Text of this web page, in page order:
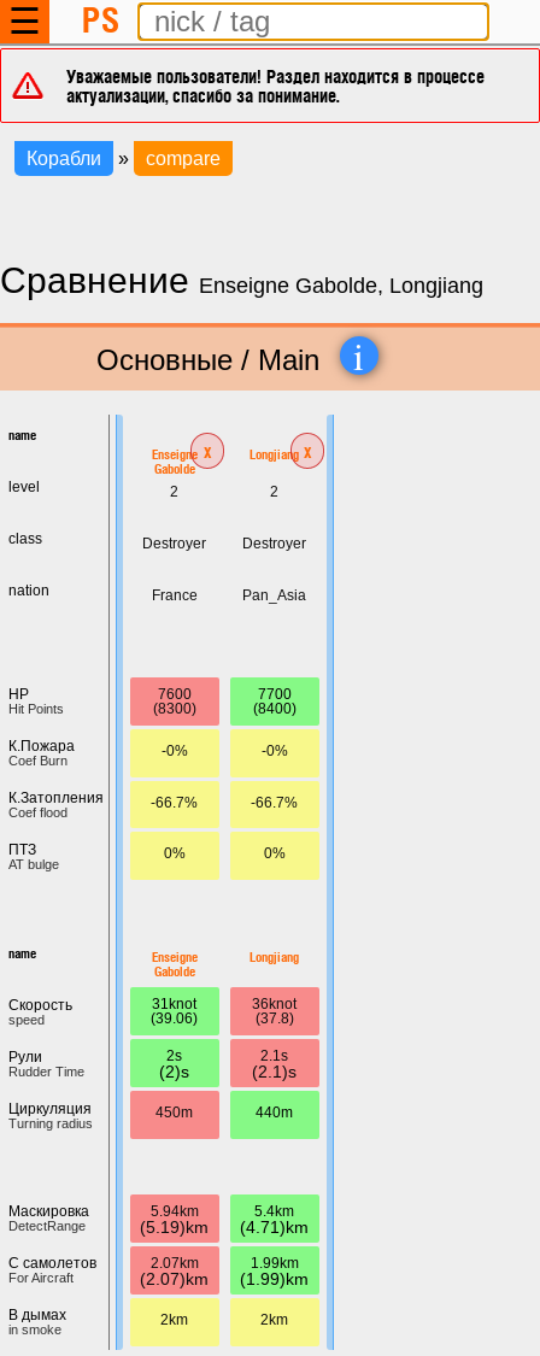
☰ PS
Уважаемые пользователи! Раздел находится в процессе
актуализации, спасибо за понимание.
Корабли » compare
Сравнение Enseigne Gabolde, Longjiang
Основные / Main i
name
level
class
nation
HP
Hit Points
К.Пожара
Coef Burn
К.Затопления
Coef flood
ПТЗ
AT bulge
name
Скорость
speed
Рули
Rudder Time
Циркуляция
Turning radius
Маскировка
DetectRange
С самолетов
For Aircraft
В дымах
in smoke
Enseigne
Gabolde
x
2
Destroyer
France
7600
(8300)
-0%
-66.7%
0%
Enseigne
Gabolde
31knot
(39.06)
2s
(2)s
450m
5.94km
(5.19)km
2.07km
(2.07)km
2km
Longjiang x
2
Destroyer
Pan_Asia
7700
(8400)
-0%
-66.7%
0%
Longjiang
36knot
(37.8)
2.1s
(2.1)s
440m
5.4km
(4.71)km
1.99km
(1.99)km
2km